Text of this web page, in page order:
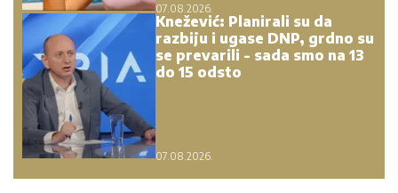
07.08.2026.
Knežević: Planirali su da
razbiju i ugase DNP, grdno su
se prevarili - sada smo na 13
do 15 odsto
07.08.2026.